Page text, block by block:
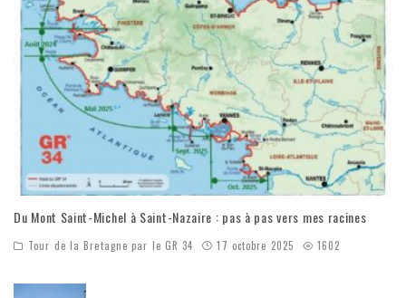
Du Mont Saint-Michel à Saint-Nazaire : pas à pas vers mes racines
Tour de la Bretagne par le GR 34 17 octobre 2025 1602